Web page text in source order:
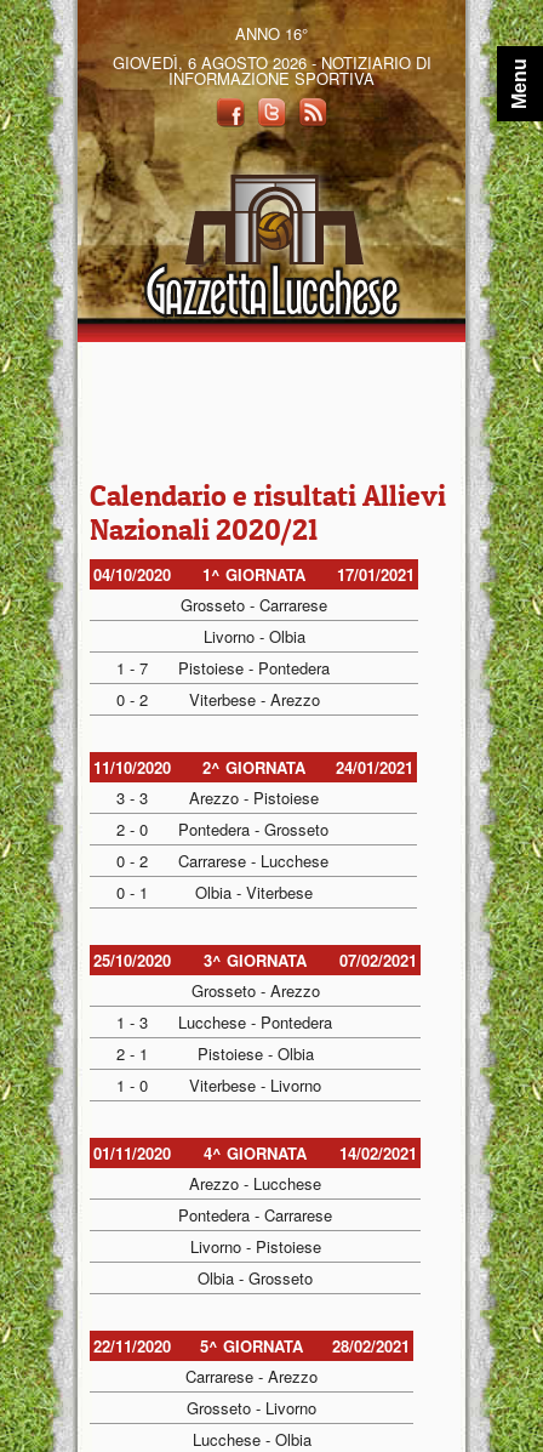
ANNO 16°
GIOVEDÌ, 6 AGOSTO 2026 - NOTIZIARIO DI
INFORMAZIONE SPORTIVA
Calendario e risultati Allievi
Nazionali 2020/21
04/10/2020 1^ GIORNATA
17/01/2021
Grosseto - Carrarese
Livorno - Olbia
1 - 7
Pistoiese - Pontedera
0 - 2
Viterbese - Arezzo
11/10/2020 2^ GIORNATA
24/01/2021
3 - 3
Arezzo - Pistoiese
2 - 0
Pontedera - Grosseto
0 - 2
Carrarese - Lucchese
0 - 1
Olbia - Viterbese
25/10/2020 3^ GIORNATA
07/02/2021
Grosseto - Arezzo
1 - 3
Lucchese - Pontedera
2 - 1
Pistoiese - Olbia
1 - 0
Viterbese - Livorno
01/11/2020 4^ GIORNATA
14/02/2021
Arezzo - Lucchese
Pontedera - Carrarese
Livorno - Pistoiese
Olbia - Grosseto
22/11/2020 5^ GIORNATA
28/02/2021
Carrarese - Arezzo
Grosseto - Livorno
Lucchese - Olbia
Menu